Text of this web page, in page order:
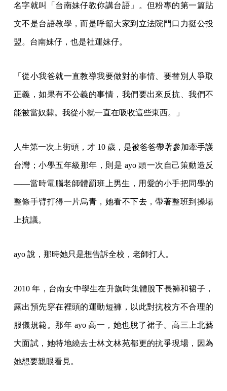
名字就叫「台南妹仔教你講台語」。但粉專的第一篇貼
文不是台語教學，而是呼籲大家到立法院門口力挺公投
盟。台南妹仔，也是社運妹仔。
「從小我爸就一直教導我要做對的事情、要替別人爭取
正義，如果有不公義的事情，我們要出來反抗、我們不
能被當奴隸。我從小就一直在吸收這些東西。」
人生第一次上街頭，才 10 歲，是被爸爸帶著參加牽手護
台灣；小學五年級那年，則是 ayo 頭一次自己策動造反
——當時電腦老師體罰班上男生，用愛的小手把同學的
整條手臂打得一片烏青，她看不下去，帶著整班到操場
上抗議。
ayo 說，那時她只是想告訴全校，老師打人。
2010 年，台南女中學生在升旗時集體脫下長褲和裙子，
露出預先穿在裡頭的運動短褲，以此對抗校方不合理的
服儀規範。那年 ayo 高一，她也脫了裙子。高三上北藝
大面試，她特地繞去士林文林苑都更的抗爭現場，因為
她想要親眼看見。